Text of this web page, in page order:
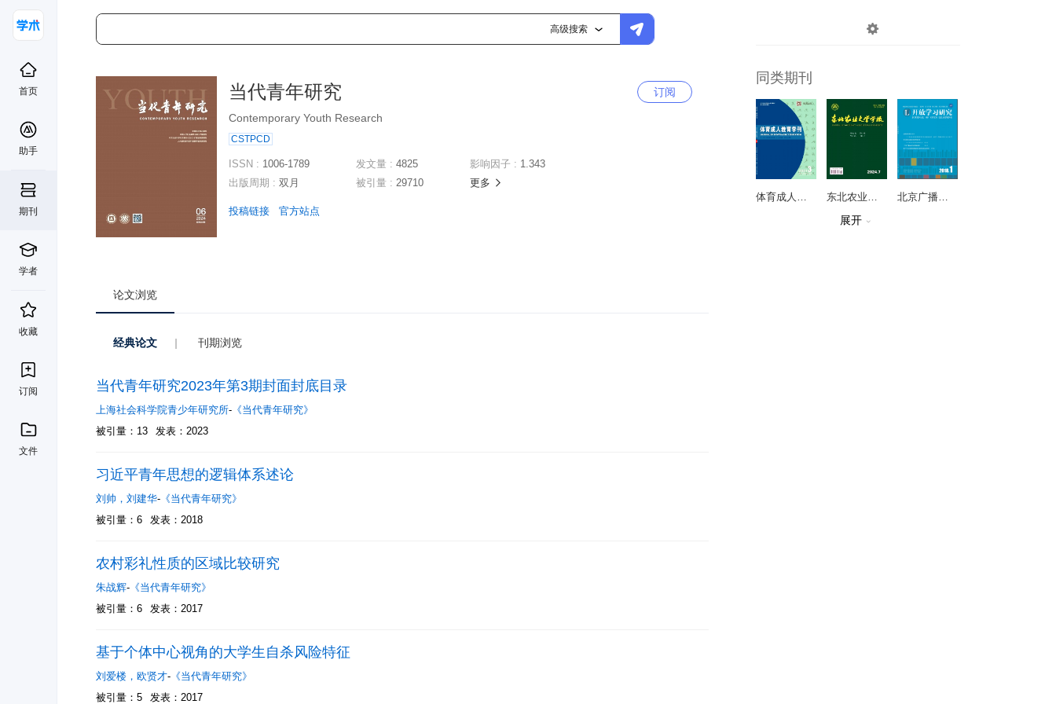
高级搜索 
首页
助手
期刊
学者
收藏
订阅
文件
当代青年研究 订阅
Contemporary Youth Research
CSTPCD
ISSN : 1006-1789
出版周期 : 双月
发文量 : 4825
被引量 : 29710
影响因子 : 1.343
更多
投稿链接 官方站点
论文浏览
经典论文 | 刊期浏览
当代青年研究2023年第3期封面封底目录
上海社会科学院青少年研究所- 《当代青年研究》
被引量：13
发表：2023
习近平青年思想的逻辑体系述论
刘帅 ， 刘建华- 《当代青年研究》
被引量：6
发表：2018
农村彩礼性质的区域比较研究
朱战辉- 《当代青年研究》
被引量：6
发表：2017
基于个体中心视角的大学生自杀风险特征
刘爱楼 ， 欧贤才- 《当代青年研究》
被引量：5
发表：2017
同类期刊
体育成人教育学刊 东北农业大学学报 北京广播电视大学学报
展开 